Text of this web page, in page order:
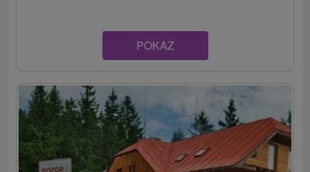
POKAZ